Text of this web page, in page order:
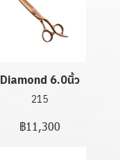
Diamond 6.0นิ้ว
215
฿11,300